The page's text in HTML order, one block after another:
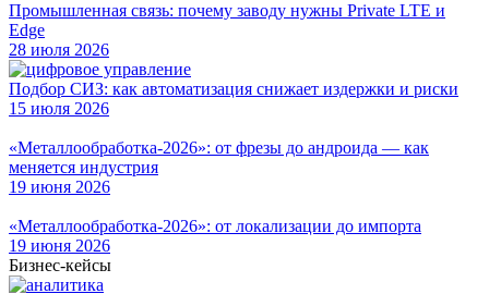
Промышленная связь: почему заводу нужны Private LTE и
Edge
28 июля 2026
Подбор СИЗ: как автоматизация снижает издержки и риски
15 июля 2026
«Металлообработка-2026»: от фрезы до андроида — как
меняется индустрия
19 июня 2026
«Металлообработка-2026»: от локализации до импорта
19 июня 2026
Бизнес-кейсы